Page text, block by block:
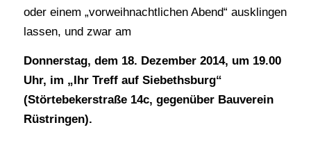
oder einem „vorweihnachtlichen Abend“ ausklingen
lassen, und zwar am
Donnerstag, dem 18. Dezember 2014, um 19.00
Uhr, im „Ihr Treff auf Siebethsburg“
(Störtebekerstraße 14c, gegenüber Bauverein
Rüstringen).